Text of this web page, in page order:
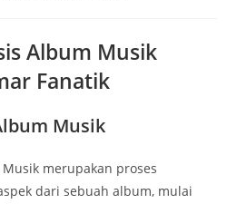
Album Musik
Fanatik
Musik
merupakan proses
dari sebuah album, mulai